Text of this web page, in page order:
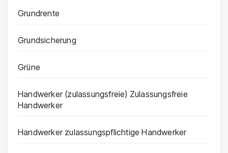
Grundrente
Grundsicherung
Grüne
Handwerker (zulassungsfreie) Zulassungsfreie
Handwerker
Handwerker zulassungspflichtige Handwerker